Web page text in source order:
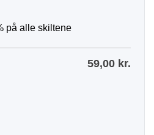
på alle skiltene
59,00 kr.